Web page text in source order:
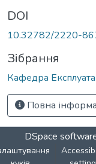
DOI
10.32782/2220-
Зібрання
Кафедра
Повна
DSpace